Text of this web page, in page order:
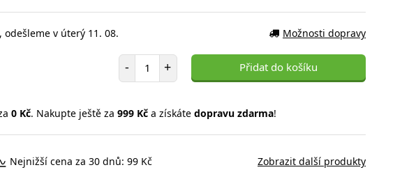
odešleme v úterý 11. 08. Možnosti dopravy
- Počet položek
+ Přidat do košíku
0 Kč. Nakupte ještě za 999 Kča získáte dopravu zdarma!
Nejnižší cena za 30 dnů: 99 Kč Zobrazit další produkty